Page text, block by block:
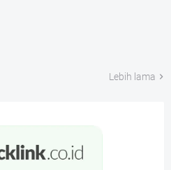
Lebih lama